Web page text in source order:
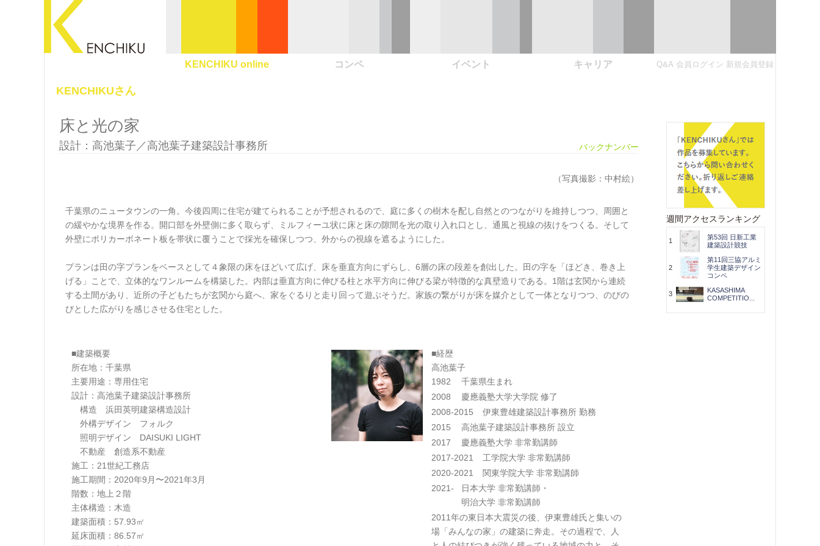
KENCHIKU online コンペ イベント キャリア Q&A 会員ログイン 新規会員登録
KENCHIKUさん
床と光の家
設計：高池葉子／高池葉子建築設計事務所 バックナンバー
（写真撮影：中村絵）
千葉県のニュータウンの一角。今後四周に住宅が建てられることが予想されるので、庭に多くの樹木を配し自然とのつながりを維持しつつ、周囲と
の緩やかな境界を作る。開口部を外壁側に多く取らず、ミルフィーユ状に床と床の隙間を光の取り入れ口とし、通風と視線の抜けをつくる。そして
外壁にポリカーボネート板を帯状に覆うことで採光を確保しつつ、外からの視線を遮るようにした。
プランは田の字プランをベースとして４象限の床をほどいて広げ、床を垂直方向にずらし、6層の床の段差を創出した。田の字を「ほどき、巻き上
げる」ことで、立体的なワンルームを構築した。内部は垂直方向に伸びる柱と水平方向に伸びる梁が特徴的な真壁造りである。1階は玄関から連続
する土間があり、近所の子どもたちが玄関から庭へ、家をぐるりと走り回って遊ぶそうだ。家族の繋がりが床を媒介として一体となりつつ、のびの
びとした広がりを感じさせる住宅とした。
■建築概要
所在地：千葉県
主要用途：専用住宅
設計：高池葉子建築設計事務所
構造 浜田英明建築構造設計
外構デザイン フォルク
照明デザイン DAISUKI LIGHT
不動産 創造系不動産
施工：21世紀工務店
施工期間：2020年9月〜2021年3月
階数：地上２階
主体構造：木造
建築面積：57.93㎡
延床面積：86.57㎡
■経歴
高池葉子
1982
千葉県生まれ
2008
慶應義塾大学大学院 修了
2008-2015
伊東豊雄建築設計事務所 勤務
2015
高池葉子建築設計事務所 設立
2017
慶應義塾大学 非常勤講師
2017-2021
工学院大学 非常勤講師
2020-2021
関東学院大学 非常勤講師
2021-
日本大学 非常勤講師・
明治大学 非常勤講師
2011年の東日本大震災の後、伊東豊雄氏と集いの
場「みんなの家」の建築に奔走。その過程で、人
週間アクセスランキング
1
第53回 日新工業
建築設計競技
2
第11回三協アルミ
学生建築デザイン
コンペ
3
KASASHIMA
COMPETITIO...